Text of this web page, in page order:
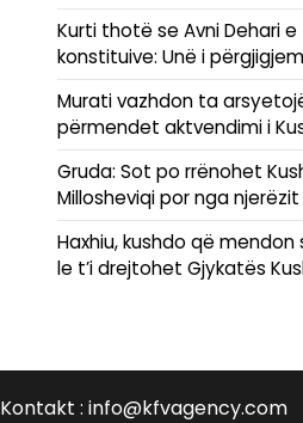
Kurti thotë se Avni Dehari
konstituive: Unë i
Murati vazhdon ta
përmendet aktvendimi i
Gruda: Sot po rrënohet
Millosheviqi por nga
Haxhiu, kushdo që
le t’i drejtohet Gjykatës
Kontakt : info@kfvagency.com